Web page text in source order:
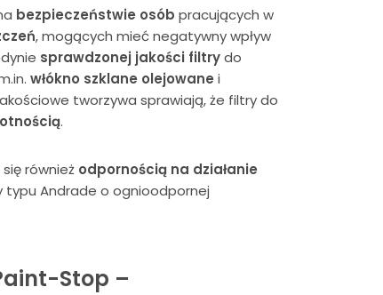
bezpieczeństwie osób pracujących w
, mogących mieć negatywny wpływ
sprawdzonej jakości filtrydo
włókno szklane olejowane i
tworzywa sprawiają, że filtry do
.
również odpornością na działanie
typu Andrade o ognioodpornej
Stop –